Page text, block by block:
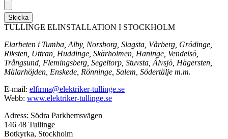
Skicka
TULLINGE ELINSTALLATION I STOCKHOLM
Elarbeten i Tumba, Alby, Norsborg, Slagsta, Vårberg, Grödinge,
Riksten, Uttran, Huddinge, Skärholmen, Haninge, Vendelsö,
Trångsund, Flemingsberg, Segeltorp, Stuvsta, Älvsjö, Hägersten,
Mälarhöjden, Enskede, Rönninge, Salem, Södertälje m.m.
E-mail: elfirma@elektriker-tullinge.se
Webb: www.elektriker-tullinge.se
Adress: Södra Parkhemsvägen
146 48 Tullinge
Botkyrka, Stockholm